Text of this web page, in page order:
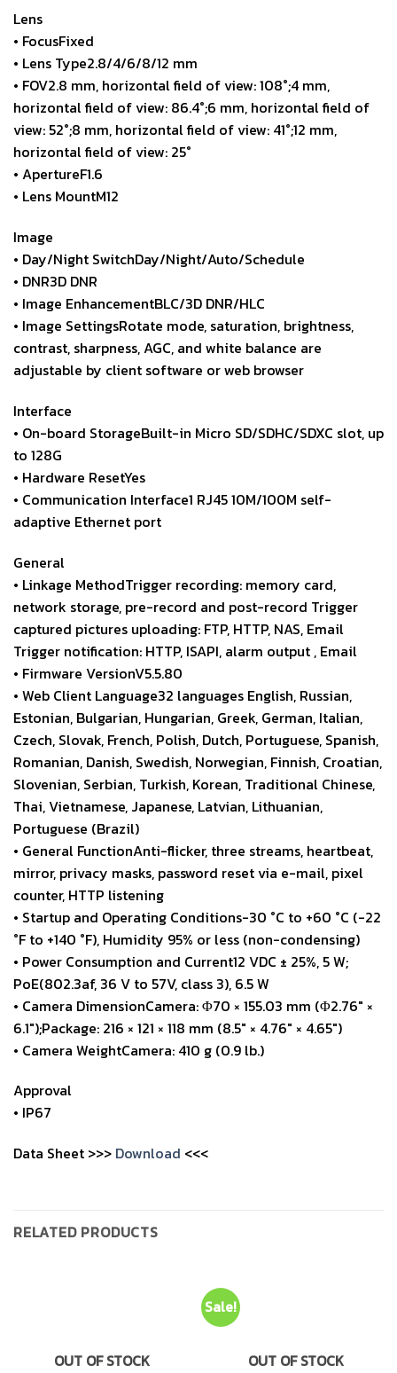
Lens
• FocusFixed
• Lens Type2.8/4/6/8/12 mm
• FOV2.8 mm, horizontal field of view: 108°;4 mm,
horizontal field of view: 86.4°;6 mm, horizontal field of
view: 52°;8 mm, horizontal field of view: 41°;12 mm,
horizontal field of view: 25°
• ApertureF1.6
• Lens MountM12
Image
• Day/Night SwitchDay/Night/Auto/Schedule
• DNR3D DNR
• Image EnhancementBLC/3D DNR/HLC
• Image SettingsRotate mode, saturation, brightness,
contrast, sharpness, AGC, and white balance are
adjustable by client software or web browser
Interface
• On-board StorageBuilt-in Micro SD/SDHC/SDXC slot, up
to 128G
• Hardware ResetYes
• Communication Interface1 RJ45 10M/100M self-
adaptive Ethernet port
General
• Linkage MethodTrigger recording: memory card,
network storage, pre-record and post-record Trigger
captured pictures uploading: FTP, HTTP, NAS, Email
Trigger notification: HTTP, ISAPI, alarm output , Email
• Firmware VersionV5.5.80
• Web Client Language32 languages English, Russian,
Estonian, Bulgarian, Hungarian, Greek, German, Italian,
Czech, Slovak, French, Polish, Dutch, Portuguese, Spanish,
Romanian, Danish, Swedish, Norwegian, Finnish, Croatian,
Slovenian, Serbian, Turkish, Korean, Traditional Chinese,
Thai, Vietnamese, Japanese, Latvian, Lithuanian,
Portuguese (Brazil)
• General FunctionAnti-flicker, three streams, heartbeat,
mirror, privacy masks, password reset via e-mail, pixel
counter, HTTP listening
• Startup and Operating Conditions-30 °C to +60 °C (-22
°F to +140 °F), Humidity 95% or less (non-condensing)
• Power Consumption and Current12 VDC ± 25%, 5 W;
PoE(802.3af, 36 V to 57V, class 3), 6.5 W
• Camera DimensionCamera: Φ70 × 155.03 mm (Φ2.76″ ×
6.1″);Package: 216 × 121 × 118 mm (8.5″ × 4.76″ × 4.65″)
• Camera WeightCamera: 410 g (0.9 lb.)
Approval
• IP67
Data Sheet >>> Download <<<
RELATED PRODUCTS
OUT OF STOCK
Sale!
OUT OF STOCK